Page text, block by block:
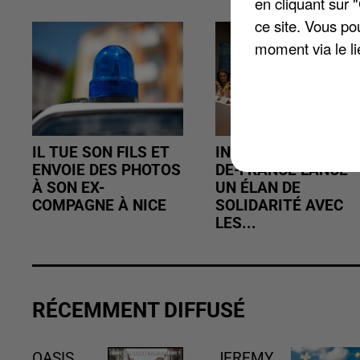
IL TUE SON FILS ET
ENVOIE DES PHOTOS
À SON EX-
COMPAGNE À NICE
INCENDIES : L’ÎLE-
DE-FRANCE LANCE
UN ÉLAN DE
SOLIDARITÉ AVEC
LES...
RÉCEMMENT DIFFUSÉ
ce site. Vous
moment via le